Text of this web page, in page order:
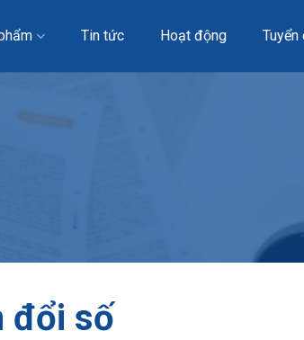
Tin tức Hoạt động Tuyển
đổi số